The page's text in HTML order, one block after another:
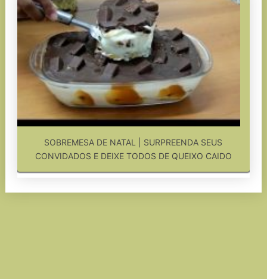
SOBREMESA DE NATAL | SURPREENDA SEUS
CONVIDADOS E DEIXE TODOS DE QUEIXO CAIDO